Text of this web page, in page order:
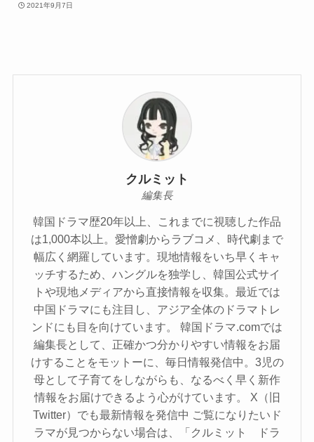
2021年9月7日
クルミット
編集長
韓国ドラマ歴20年以上、これまでに視聴した作品
は1,000本以上。愛憎劇からラブコメ、時代劇まで
幅広く網羅しています。現地情報をいち早くキャ
ッチするため、ハングルを独学し、韓国公式サイ
トや現地メディアから直接情報を収集。最近では
中国ドラマにも注目し、アジア全体のドラマトレ
ンドにも目を向けています。 韓国ドラマ.comでは
編集長として、正確かつ分かりやすい情報をお届
けすることをモットーに、毎日情報発信中。3児の
母として子育てをしながらも、なるべく早く新作
情報をお届けできるよう心がけています。 X（旧
Twitter）でも最新情報を発信中 ご覧になりたいド
ラマが見つからない場合は、「クルミット ドラ